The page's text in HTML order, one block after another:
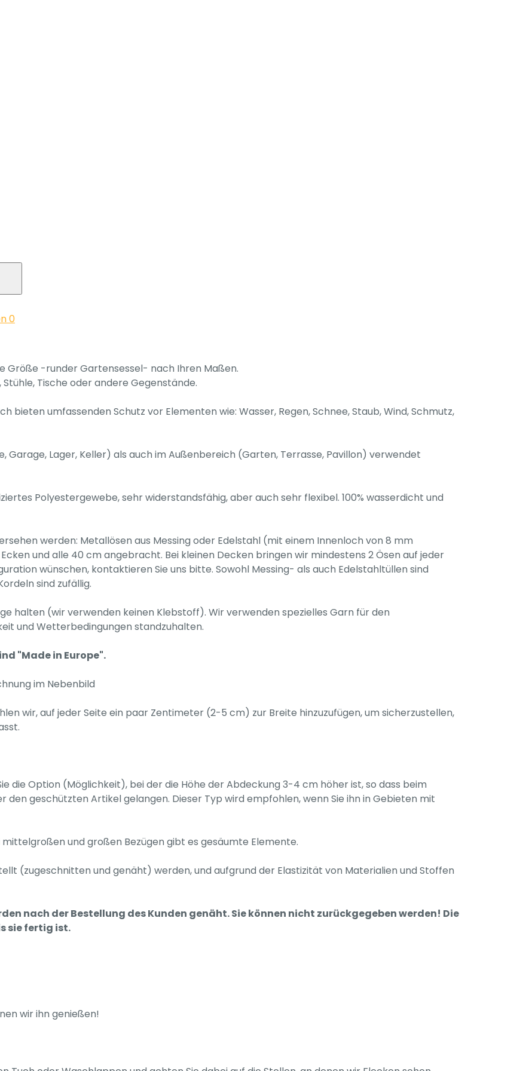
0
Größe -runder Gartensessel- nach Ihren Maßen.
Stühle, Tische oder andere Gegenstände.
umfassenden Schutz vor Elementen wie: Wasser, Regen, Schnee, Staub, Wind, Schmutz,
Garage, Lager, Keller) als auch im Außenbereich (Garten, Terrasse, Pavillon) verwendet
Polyestergewebe, sehr widerstandsfähig, aber auch sehr flexibel. 100% wasserdicht und
werden: Metallösen aus Messing oder Edelstahl (mit einem Innenloch von 8 mm
und alle 40 cm angebracht. Bei kleinen Decken bringen wir mindestens 2 Ösen auf jeder
wünschen, kontaktieren Sie uns bitte. Sowohl Messing- als auch Edelstahltüllen sind
sind zufällig.
halten (wir verwenden keinen Klebstoff). Wir verwenden spezielles Garn für den
und Wetterbedingungen standzuhalten.
"Made in Europe".
im Nebenbild
wir, auf jeder Seite ein paar Zentimeter (2-5 cm) zur Breite hinzuzufügen, um sicherzustellen,
die Option (Möglichkeit), bei der die Höhe der Abdeckung 3-4 cm höher ist, so dass beim
geschützten Artikel gelangen. Dieser Typ wird empfohlen, wenn Sie ihn in Gebieten mit
mittelgroßen und großen Bezügen gibt es gesäumte Elemente.
(zugeschnitten und genäht) werden, und aufgrund der Elastizität von Materialien und Stoffen
nach der Bestellung des Kunden genäht. Sie können nicht zurückgegeben werden! Die
sie fertig ist.
wir ihn genießen!